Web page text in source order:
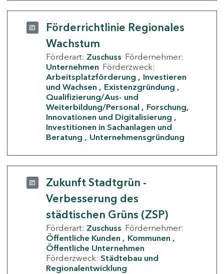
Förderrichtlinie Regionales
Wachstum
Förderart: Zuschuss Fördernehmer:
Unternehmen Förderzweck:
Arbeitsplatzförderung
Investieren
und Wachsen
Existenzgründung
Qualifizierung/Aus- und
Weiterbildung/Personal
Forschung,
Innovationen und Digitalisierung
Investitionen in Sachanlagen und
Beratung
Unternehmensgründung
Zukunft Stadtgrün -
Verbesserung des
städtischen Grüns (ZSP)
Förderart: Zuschuss Fördernehmer:
Öffentliche Kunden
Kommunen
Öffentliche Unternehmen
Förderzweck: Städtebau und
Regionalentwicklung